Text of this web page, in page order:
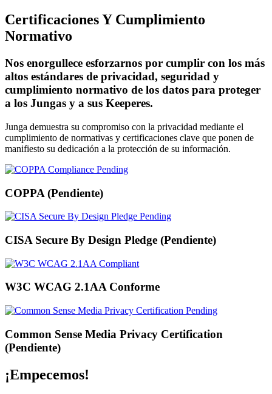
Certificaciones Y Cumplimiento
Normativo
Nos enorgullece esforzarnos por cumplir con los más
altos estándares de privacidad, seguridad y
cumplimiento normativo de los datos para proteger
a los Jungas y a sus Keeperes.
Junga demuestra su compromiso con la privacidad mediante el
cumplimiento de normativas y certificaciones clave que ponen de
manifiesto su dedicación a la protección de su información.
COPPA (Pendiente)
CISA Secure By Design Pledge (Pendiente)
W3C WCAG 2.1AA Conforme
Common Sense Media Privacy Certification
(Pendiente)
¡Empecemos!